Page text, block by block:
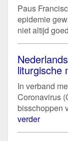
Paus
epidemie
niet altijd
liturgische
In verband
Coronavirus
bisschoppen
verder